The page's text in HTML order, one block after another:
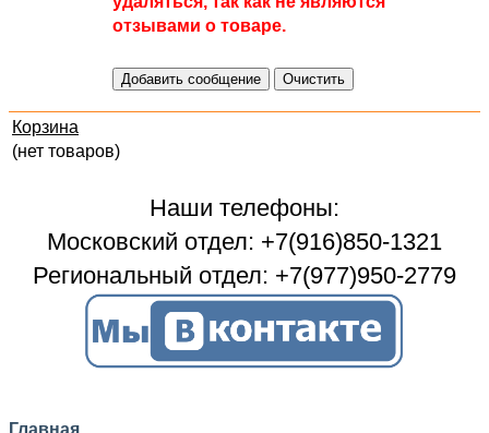
отзывами о товаре.
Корзина
(нет товаров)
Наши телефоны:
Московский отдел: +7(916)850-1321
Региональный отдел: +7(977)950-2779
Главная